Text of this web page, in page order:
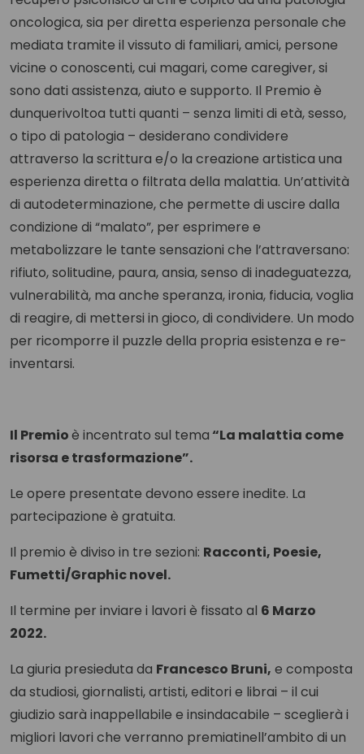
oncologica, sia per diretta esperienza personale che
mediata tramite il vissuto di familiari, amici, persone
vicine o conoscenti, cui magari, come caregiver, si
sono dati assistenza, aiuto e supporto. Il Premio è
dunquerivoltoa tutti quanti – senza limiti di età, sesso,
o tipo di patologia – desiderano condividere
attraverso la scrittura e/o la creazione artistica una
esperienza diretta o filtrata della malattia. Un’attività
di autodeterminazione, che permette di uscire dalla
condizione di “malato”, per esprimere e
metabolizzare le tante sensazioni che l’attraversano:
rifiuto, solitudine, paura, ansia, senso di inadeguatezza,
vulnerabilità, ma anche speranza, ironia, fiducia, voglia
di reagire, di mettersi in gioco, di condividere. Un modo
per ricomporre il puzzle della propria esistenza e re-
inventarsi.
Il Premioè incentrato sul tema “La malattia come
risorsa e trasformazione”.
Le opere presentate devono essere inedite. La
partecipazione è gratuita.
Il premio è diviso in tre sezioni: Racconti, Poesie,
Fumetti/Graphic novel.
Il termine per inviare i lavori è fissato al 6 Marzo
2022.
La giuria presieduta da Francesco Bruni, e composta
da studiosi, giornalisti, artisti, editori e librai – il cui
giudizio sarà inappellabile e insindacabile – sceglierà i
migliori lavori che verranno premiatinell’ambito di un